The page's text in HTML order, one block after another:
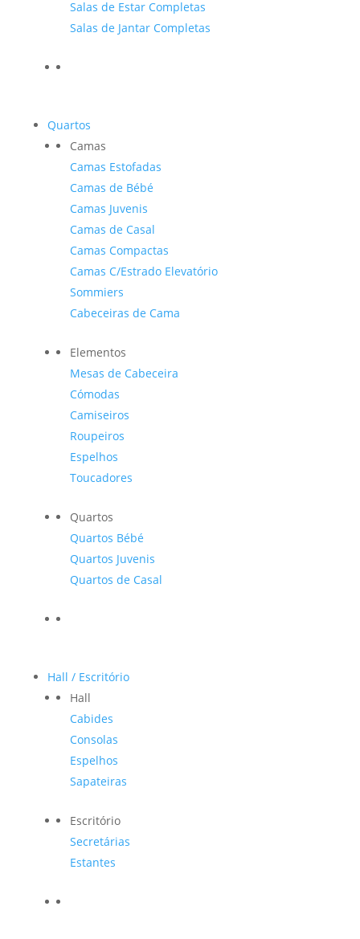
Salas de Estar Completas
Salas de Jantar Completas
Quartos
Camas
Camas Estofadas
Camas de Bébé
Camas Juvenis
Camas de Casal
Camas Compactas
Camas C/Estrado Elevatório
Sommiers
Cabeceiras de Cama
Elementos
Mesas de Cabeceira
Cómodas
Camiseiros
Roupeiros
Espelhos
Toucadores
Quartos
Quartos Bébé
Quartos Juvenis
Quartos de Casal
Hall / Escritório
Hall
Cabides
Consolas
Espelhos
Sapateiras
Escritório
Secretárias
Estantes